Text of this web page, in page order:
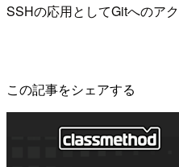
SSHの応用としてGitへのア
この記事をシェアする